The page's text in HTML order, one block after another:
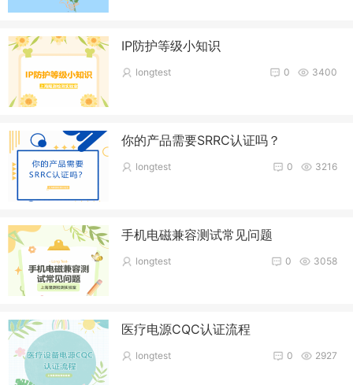
IP防护等级小知识
3400
0
longtest
你的产品需要SRRC认证吗？
3216
0
longtest
手机电磁兼容测试常见问题
3058
0
longtest
医疗电源CQC认证流程
2927
0
longtest